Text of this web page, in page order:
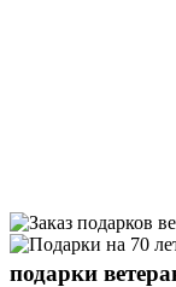
подарки